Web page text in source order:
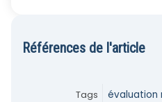
Références de l'article
Tags
évaluation